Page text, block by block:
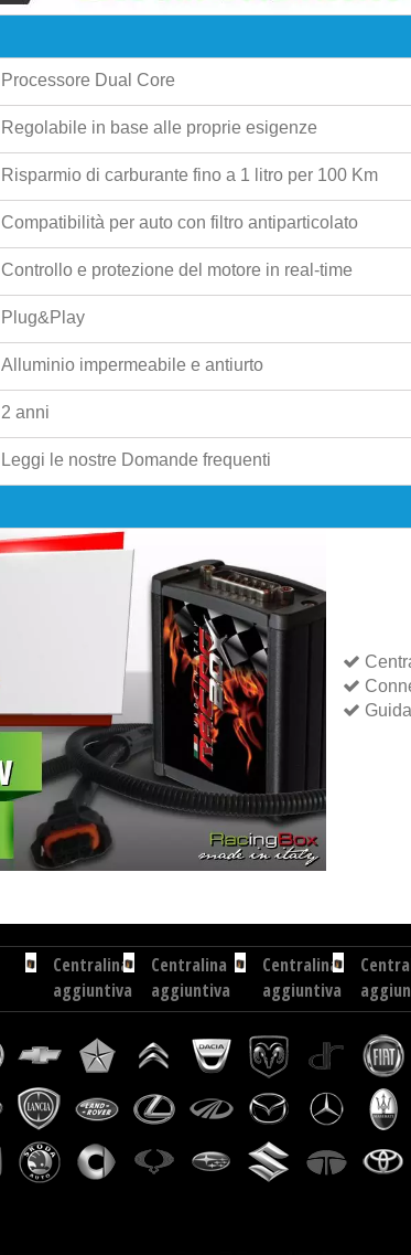
Processore Dual Core
Regolabile in base alle proprie esigenze
Risparmio di carburante fino a 1 litro per 100 Km
Compatibilità per auto con filtro antiparticolato
Controllo e protezione del motore in real-time
Plug&Play
Alluminio impermeabile e antiurto
2 anni
Leggi le nostre Domande frequenti
Centralina
aggiuntiva
Volvo
90
2.0
D...
Centralina
aggiuntiva
Citroen
C3
Picasso
1.6
HDI
cv
Centralina
aggiuntiva
Iveco
Euro
Cargo
E24...
2.0
TD4
150